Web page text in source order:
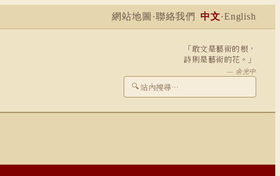
網站地圖 ·聯絡我們 中文·English
「敢文是藝術的根，
詩則是藝術的花。」
— 余光中
🔍